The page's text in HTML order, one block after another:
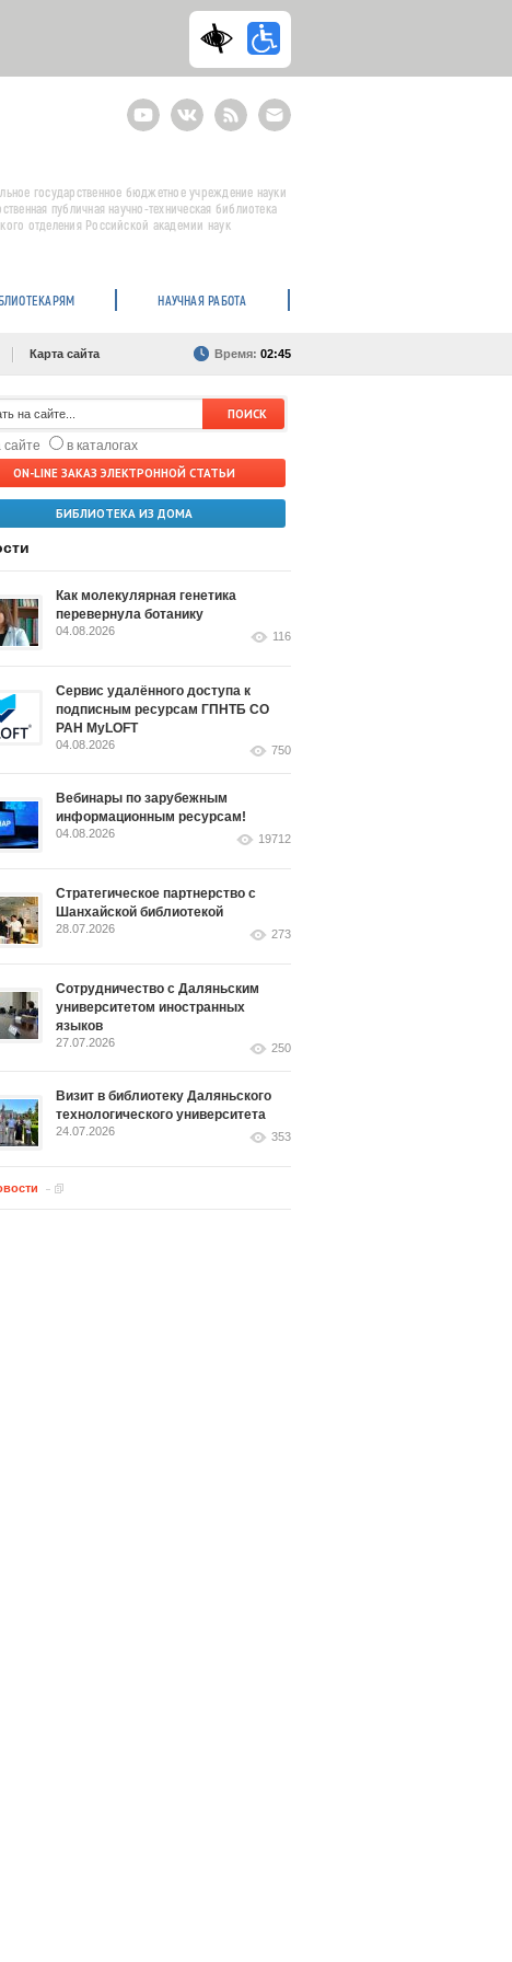
YoutubeВКонтактеRSS
E-
mail
подписка
государственное бюджетное учреждение науки
публичная научно-техническая библиотека
отделения Российской академии наук
НАУЧНАЯ РАБОТА
Карта сайта Время: 02:45
сайте
в каталогах
ON-LINE ЗАКАЗ ЭЛЕКТРОННОЙ СТАТЬИ
БИБЛИОТЕКА ИЗ ДОМА
Как молекулярная генетика
перевернула ботанику
04.08.2026 116
Сервис удалённого доступа к
подписным ресурсам ГПНТБ СО
РАН MyLOFT
04.08.2026 750
Вебинары по зарубежным
информационным ресурсам!
04.08.2026 19712
Стратегическое партнерство с
Шанхайской библиотекой
28.07.2026 273
Сотрудничество с Даляньским
университетом иностранных
языков
27.07.2026 250
Визит в библиотеку Даляньского
технологического университета
24.07.2026 353